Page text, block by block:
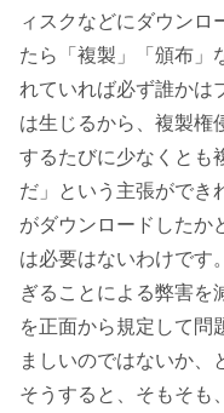
ィスクなどにダウンロ
たら「複製」「頒布」
れていれば必ず誰かは
は生じるから、複製権
するたびに少なくとも
だ」という主張ができ
がダウンロードしたか
は必要はないわけです
ぎることによる弊害を
を正面から規定して問
ましいのではないか、
そうすると、そもそも